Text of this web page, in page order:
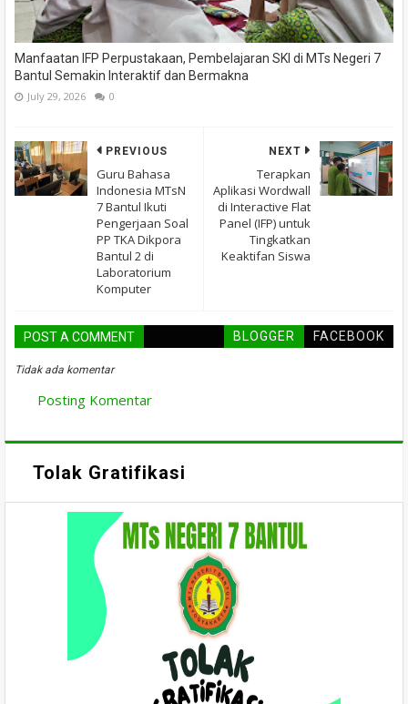
Manfaatan IFP Perpustakaan, Pembelajaran SKI di MTs Negeri 7
Bantul Semakin Interaktif dan Bermakna
July 29, 2026 0
NEXT
Terapkan
Aplikasi Wordwall
di Interactive Flat
Panel (IFP) untuk
Tingkatkan
Keaktifan Siswa
PREVIOUS
Guru Bahasa
Indonesia MTsN
7 Bantul Ikuti
Pengerjaan Soal
PP TKA Dikpora
Bantul 2 di
Laboratorium
Komputer
POST A COMMENT BLOGGER FACEBOOK
Tidak ada komentar
Posting Komentar
Tolak Gratifikasi